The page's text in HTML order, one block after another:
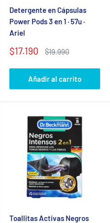
Detergente en Cápsulas
Power Pods 3 en 1 · 57u ·
Ariel
Precio
venta
$17.190
Precio
$19.990
Añadir al carrito
Toallitas Activas Negros